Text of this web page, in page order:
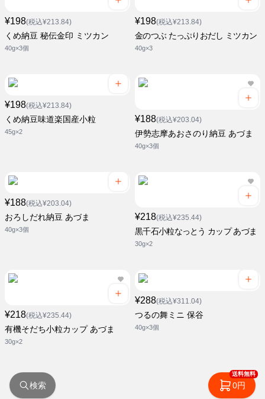
¥198(税込¥213.84)
くめ納豆 秘伝金印 ミツカン
40g×3個
¥198(税込¥213.84)
金のつぶ たっぷりおだし ミツカン
40g×3
¥198(税込¥213.84)
くめ納豆味道楽国産小粒
45g×2
¥188(税込¥203.04)
伊勢志摩あおさのり納豆 あづま
40g×3個
¥188(税込¥203.04)
おろしだれ納豆 あづま
40g×3個
¥218(税込¥235.44)
黒千石小粒なっとう カップ あづま
30g×2
¥218(税込¥235.44)
有機そだち小粒カップ あづま
30g×2
¥288(税込¥311.04)
つるの舞ミニ 保谷
40g×3個
検索
送料無料
0円